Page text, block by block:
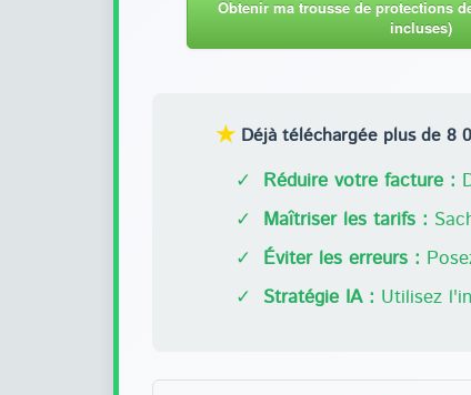
Obtenir ma trousse de protections
incluses)
★ Déjà téléchargée plus de 8
✓ Réduire votre facture :
✓ Maîtriser les tarifs :
✓ Éviter les erreurs :
✓ Stratégie IA : Utilisez